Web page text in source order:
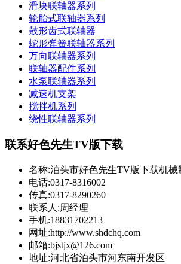
滑块联轴器系列
轮胎式联轴器系列
鼓形齿式联轴器
蛇形弹簧联轴器系列
万向联轴器系列
联轴器配件系列
水泵联轴器系列
减速机支架
搅拌机系列
绕性联轴器系列
联系好色先生TV版下载
名称:泊头市好色先生TV版下载机械
电话:0317-8316002
传真:0317-8290260
联系人:周经理
手机:18831702213
网址:http://www.shdchq.com
邮箱:bjstjx@126.com
地址:河北省泊头市河东南开发区